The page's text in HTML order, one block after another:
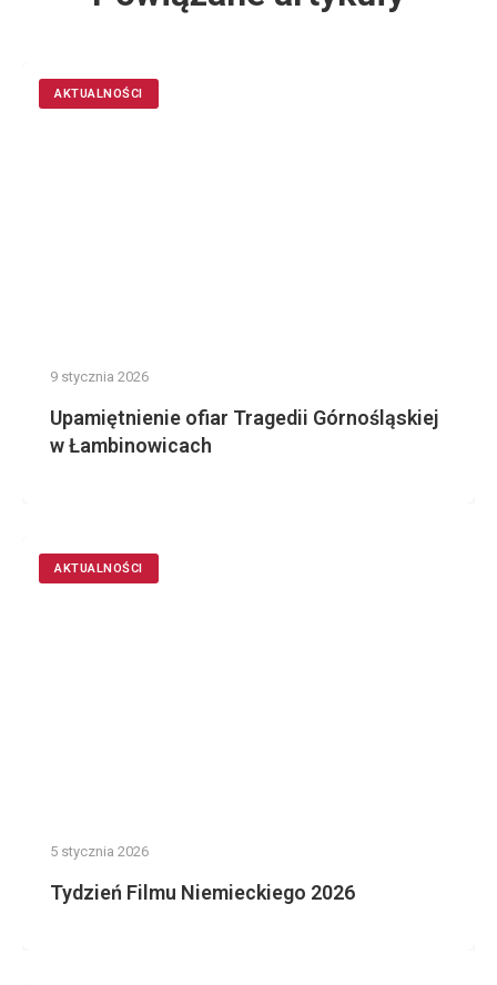
AKTUALNOŚCI
9 stycznia 2026
Upamiętnienie ofiar Tragedii Górnośląskiej
w Łambinowicach
AKTUALNOŚCI
5 stycznia 2026
Tydzień Filmu Niemieckiego 2026